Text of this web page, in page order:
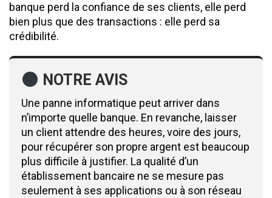
banque perd la confiance de ses clients, elle perd
bien plus que des transactions : elle perd sa
crédibilité.
NOTRE AVIS
Une panne informatique peut arriver dans
n’importe quelle banque. En revanche, laisser
un client attendre des heures, voire des jours,
pour récupérer son propre argent est beaucoup
plus difficile à justifier. La qualité d’un
établissement bancaire ne se mesure pas
seulement à ses applications ou à son réseau